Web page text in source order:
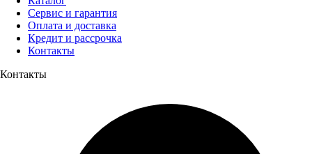
Сервис и гарантия
Оплата и доставка
Кредит и рассрочка
Контакты
Контакты